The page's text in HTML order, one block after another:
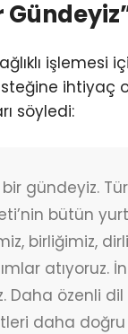
işlemesi
ihtiyaç
söyledi:
bir gündeyiz.
bütün
birliğimiz,
atıyoruz.
Daha özenli dil
daha doğru